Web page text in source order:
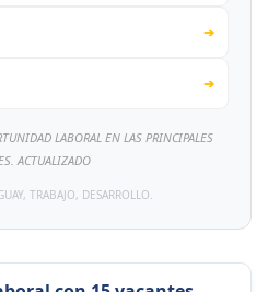
➔
➔
LABORAL EN LAS PRINCIPALES
ACTUALIZADO
TRABAJO, DESARROLLO.